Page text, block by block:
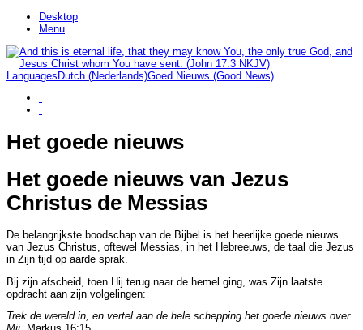
Desktop
Menu
LanguagesDutch (Nederlands)Goed Nieuws (Good News)
Het goede nieuws
Het goede nieuws van Jezus
Christus de Messias
De belangrijkste boodschap van de Bijbel is het heerlijke goede nieuws
van Jezus Christus, oftewel Messias, in het Hebreeuws, de taal die Jezus
in Zijn tijd op aarde sprak.
Bij zijn afscheid, toen Hij terug naar de hemel ging, was Zijn laatste
opdracht aan zijn volgelingen:
Trek de wereld in, en vertel aan de hele schepping het goede nieuws over